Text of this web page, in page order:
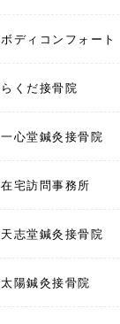
ボディコンフォート
らくだ接骨院
一心堂鍼灸接骨院
在宅訪問事務所
天志堂鍼灸接骨院
太陽鍼灸接骨院